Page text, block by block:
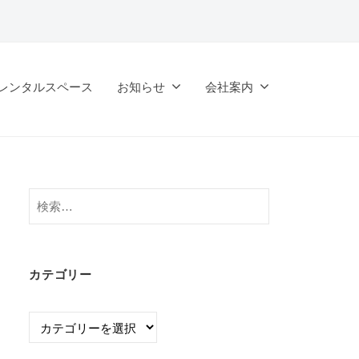
ンタルスペース お知らせ 会社案内
検
索:
カテゴリー
カ